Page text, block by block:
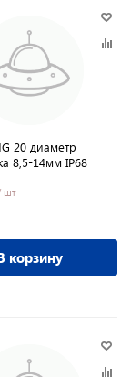
20 диаметр
8,5-14мм IP68
шт
корзину